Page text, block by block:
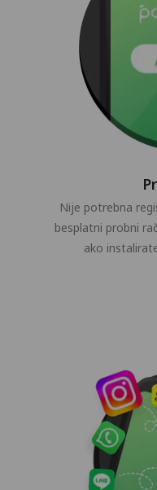
Nije potrebna
besplatni probni
ako